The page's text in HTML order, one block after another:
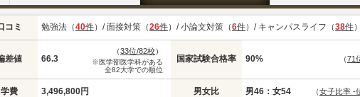
コミ 勉強法（40件）/ 面接対策（26件）/ 小論文対策（6件）/ キャンパスライフ（38件）
差値 66.3
（33位/82校）
※医学部医学科がある
全82大学での順位
国家試験合格率 90% （71
学費 3,496,800円 男女比 男46：女54 （女子比率 -